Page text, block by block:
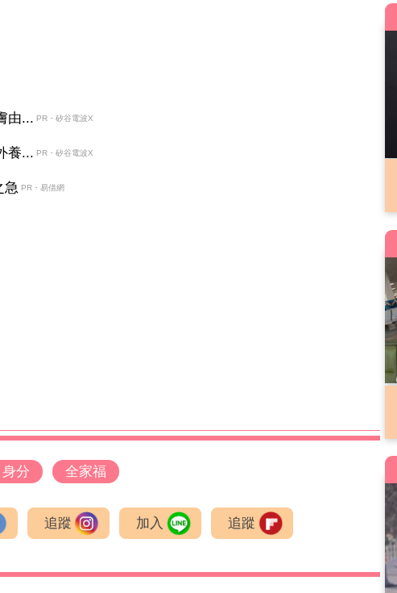
由... PR・矽谷電波X
養... PR・矽谷電波X
急 PR・易借網
身分 全家福
追蹤 加入 追蹤